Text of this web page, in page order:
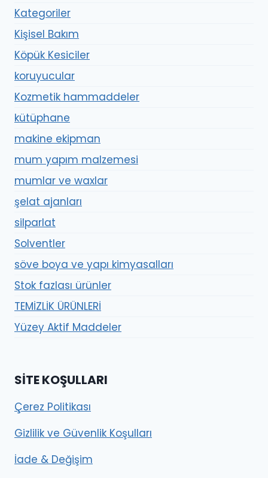
Kategoriler
Kişisel Bakım
Köpük Kesiciler
koruyucular
Kozmetik hammaddeler
kütüphane
makine ekipman
mum yapım malzemesi
mumlar ve waxlar
şelat ajanları
silparlat
Solventler
söve boya ve yapı kimyasalları
Stok fazlası ürünler
TEMİZLİK ÜRÜNLERİ
Yüzey Aktif Maddeler
SITE KOŞULLARI
Çerez Politikası
Gizlilik ve Güvenlik Koşulları
İade & Değişim